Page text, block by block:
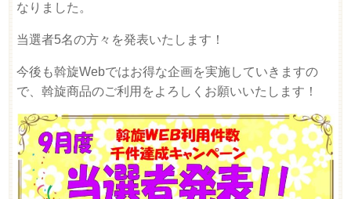
なりました。
当選者5名の方々を発表いたします！
今後も斡旋Webではお得な企画を実施していきますの
で、斡旋商品のご利用をよろしくお願いいたします！